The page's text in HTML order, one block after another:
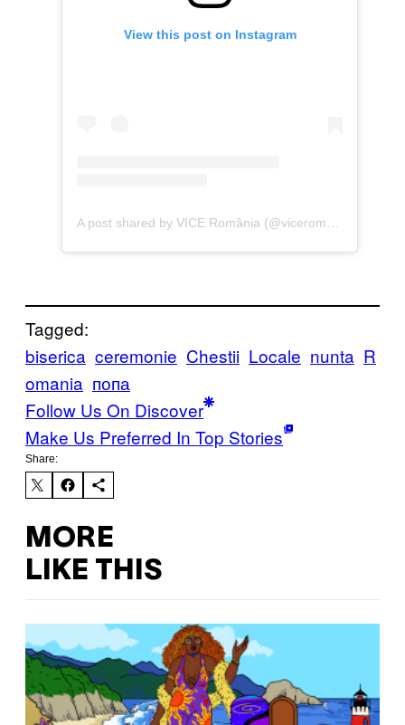
View this post on Instagram
Tagged:
biserica ceremonie Chestii Locale nunta R
omania попа
Follow Us On Discover
Make Us Preferred In Top Stories
Share:
MORE
LIKE THIS